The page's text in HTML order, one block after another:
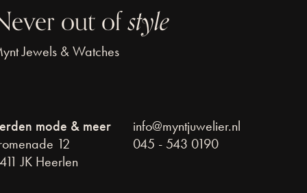
out ofstyle
Jewels & Watches
mode & meer
12
JK Heerlen
info@myntjuwelier.nl
045 - 543 0190